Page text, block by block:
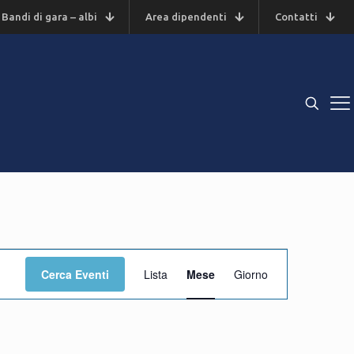
Bandi di gara – albi Area dipendenti Contatti
Cerca Eventi
Evento
Lista Mese Giorno